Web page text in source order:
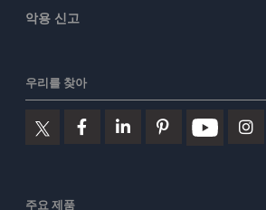
악용 신고
우리를 찾아
주요 제품